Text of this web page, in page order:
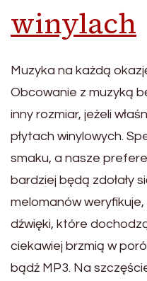
winylach
Muzyka na każdą
Obcowanie z muzyką
inny rozmiar, jeżeli
płytach winylowych.
smaku, a nasze
bardziej będą zdołały
melomanów
dźwięki, które
ciekawiej brzmią w
bądź MP3. Na